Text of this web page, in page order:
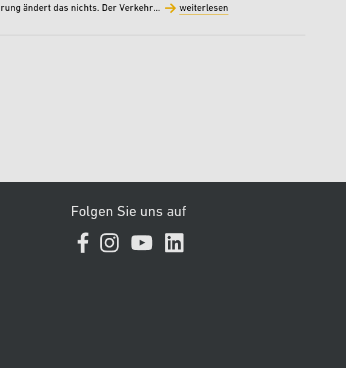
ändert das nichts. Der Verkehr…
weiterlesen
Folgen Sie uns auf